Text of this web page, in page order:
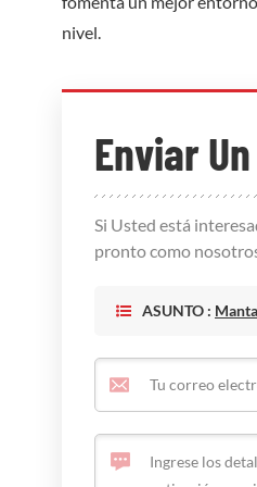
nivel.
Enviar
Si Usted está
pronto como
ASUNTO :